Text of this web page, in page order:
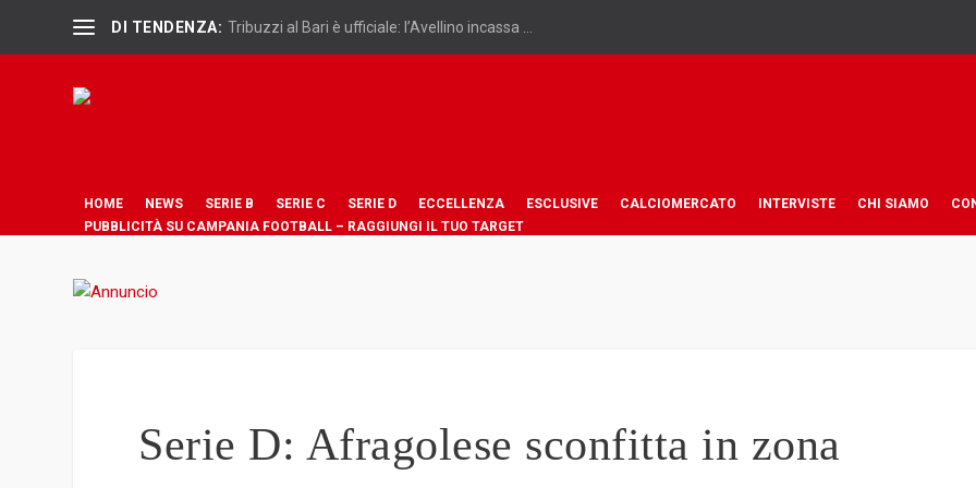
DI TENDENZA: Tribuzzi al Bari è ufficiale: l’Avellino incassa ...
HOME NEWS SERIE B SERIE C SERIE D ECCELLENZA ESCLUSIVE CALCIOMERCATO INTERVISTE CHI SIAMO
PUBBLICITÀ SU CAMPANIA FOOTBALL – RAGGIUNGI IL TUO TARGET
Serie D: Afragolese sconfitta in zona